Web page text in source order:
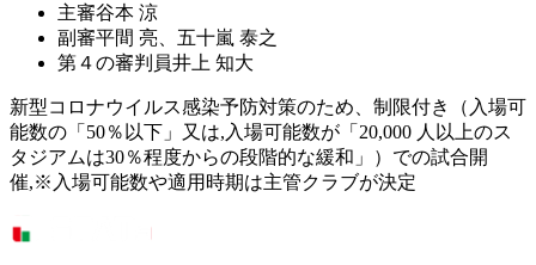
主審谷本 涼
副審平間 亮、五十嵐 泰之
第４の審判員井上 知大
新型コロナウイルス感染予防対策のため、制限付き（入場可
能数の「50％以下」又は,入場可能数が「20,000 人以上のス
タジアムは30％程度からの段階的な緩和」）での試合開
催,※入場可能数や適用時期は主管クラブが決定